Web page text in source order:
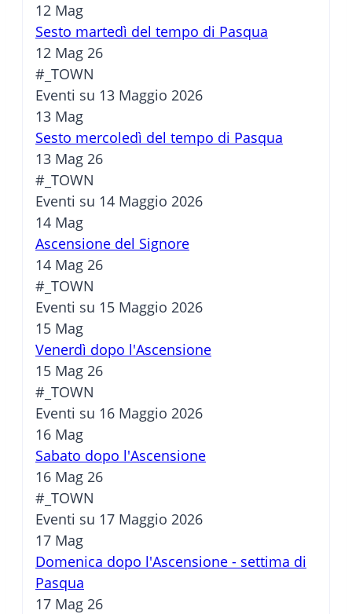
12 Mag
Sesto martedì del tempo di Pasqua
12 Mag 26
#_TOWN
Eventi su 13 Maggio 2026
13 Mag
Sesto mercoledì del tempo di Pasqua
13 Mag 26
#_TOWN
Eventi su 14 Maggio 2026
14 Mag
Ascensione del Signore
14 Mag 26
#_TOWN
Eventi su 15 Maggio 2026
15 Mag
Venerdì dopo l'Ascensione
15 Mag 26
#_TOWN
Eventi su 16 Maggio 2026
16 Mag
Sabato dopo l'Ascensione
16 Mag 26
#_TOWN
Eventi su 17 Maggio 2026
17 Mag
Domenica dopo l'Ascensione - settima di
Pasqua
17 Mag 26